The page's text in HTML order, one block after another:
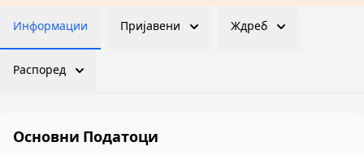
Информации Пријавени Ждреб
Распоред
Основни Податоци